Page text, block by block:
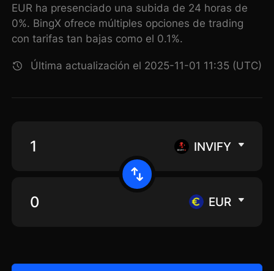
EUR ha presenciado una subida de 24 horas de
0%. BingX ofrece múltiples opciones de trading
con tarifas tan bajas como el 0.1%.
Última actualización el 2025-11-01 11:35 (UTC)
INVIFY
EUR